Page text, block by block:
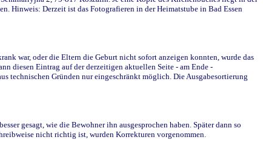
Hinweis: Derzeit ist das Fotografieren in der Heimatstube in Bad Essen
war, oder die Eltern die Geburt nicht sofort anzeigen konnten, wurde das
diesen Eintrag auf der derzeitigen aktuellen Seite - am Ende -
technischen Gründen nur eingeschränkt möglich. Die Ausgabesortierung
gesagt, wie die Bewohner ihn ausgesprochen haben. Später dann so
nicht richtig ist, wurden Korrekturen vorgenommen.